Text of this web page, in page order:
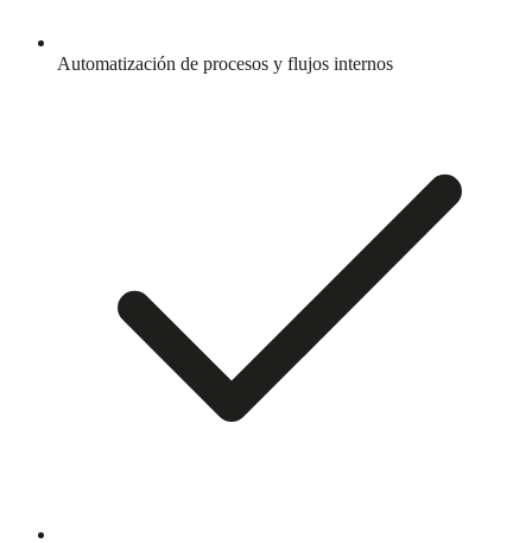
Automatización de procesos y flujos internos